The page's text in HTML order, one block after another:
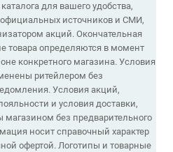
для вашего удобства,
источников и СМИ,
акций. Окончательная
товара определяются в момент
конкретного магазина. Условия
ритейлером без
Условия акций,
и условия доставки,
магазином без предварительного
носит справочный характер
офертой. Логотипы и товарные